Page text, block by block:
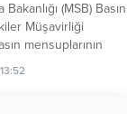
(MSB) Basın
Müşavirliği
mensuplarının
güncel konular
yapıldı. Bir